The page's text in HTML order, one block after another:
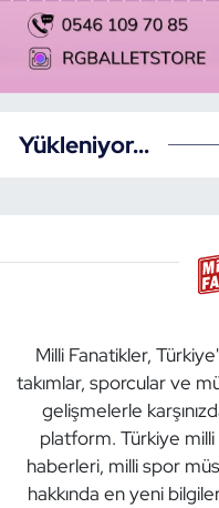
Yükleniyor...
Milli Fanatikler,
takımlar, sporcular ve
gelişmelerle
platform. Türkiye
haberleri, milli spor
hakkında en yeni